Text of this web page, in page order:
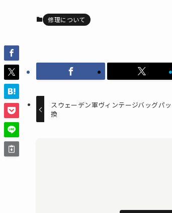
修理について
スウェーデン軍ヴィンテージバッグパ
換